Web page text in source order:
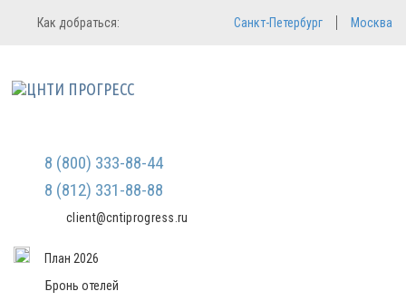
Регистрация
Мы не передаем ваши данные
третьим лицам и не рассылаем
Вход в систему
Как добраться: Санкт-Петербург Москва
8 (800) 333-88-44
8 (812) 331-88-88
client@cntiprogress.ru
План 2026
Бронь отелей